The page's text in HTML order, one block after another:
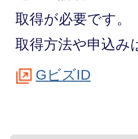
取得が必要です。
取得方法や申込み
GビズID